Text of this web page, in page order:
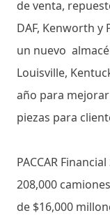
de venta,
DAF, Kenworth y
un nuevo
Louisville,
año para
piezas para
PACCAR
208,000
de $16,000